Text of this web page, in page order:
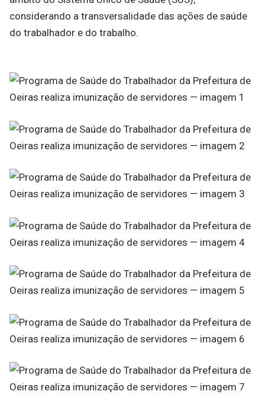
considerando a transversalidade das ações de saúde
do trabalhador e do trabalho.